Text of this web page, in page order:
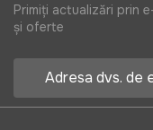
Primiți actualizări prin
și oferte